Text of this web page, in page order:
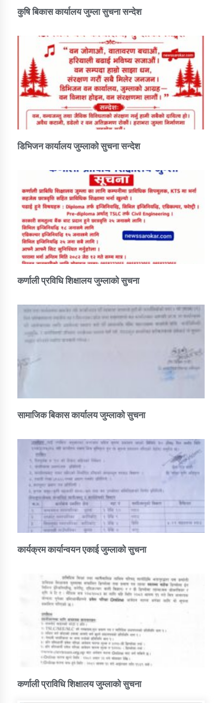
कुषि बिकास कार्यालय जुम्ला सुचना सन्देश
डिभिजन कार्यालय जुम्लाको सुचना सन्देश
कर्णाली प्रविधि शिक्षालय जुम्लाको सुचना
सामाजिक बिकास कार्यालय जुम्लाकाे सुचना
कार्यक्रम कार्यान्वयन एकाई जुम्लाको सुचना
कर्णाली प्राविधि शिक्षालय जुम्लाको सुचना